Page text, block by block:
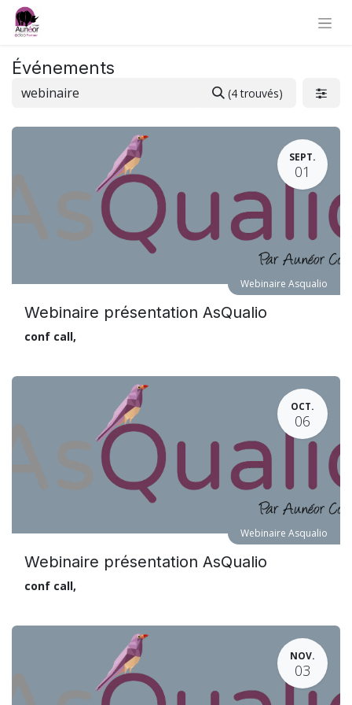
Événements
(4 trouvés)
SEPT.
01
Webinaire présentation AsQualio
Webinaire Asqualio
conf call,
OCT.
06
Webinaire présentation AsQualio
Webinaire Asqualio
conf call,
NOV.
03